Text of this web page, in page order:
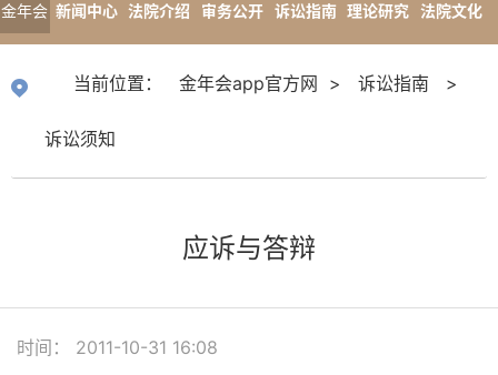
金年会
方网
新闻中心 法院介绍 审务公开 诉讼指南 理论研究 法院文化
当前位置： 金年会app官方网 > 诉讼指南 >
诉讼须知
应诉与答辩
时间： 2011-10-31 16:08